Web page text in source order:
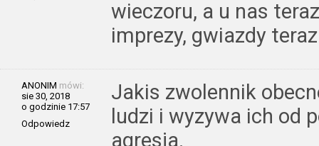
wieczoru, a u nas
imprezy, gwiazdy
ANONIM mówi:
sie 30, 2018
o godzinie 17:57
Odpowiedz
Jakis zwolennik
ludzi i wyzywa ich od
agresja.